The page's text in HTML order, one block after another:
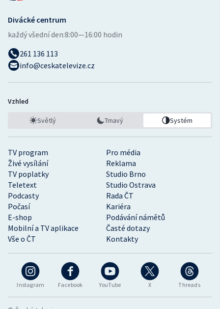
Lyže a snowboard
Moderní pětiboj
Motorsport
Olympijské hry
Parasport
Plavání
Plážový volejbal
Ragby
Rychlobruslení
Short track
Instagram Facebook YouTube X Threads
TV program
Pro média
Živé vysílání
Reklama
TV poplatky
Studio Brno
Teletext
Studio Ostrava
Podcasty
Rada ČT
Počasí
Kariéra
E-shop
Podávání námětů
Mobilní a TV aplikace
Časté dotazy
Vše o ČT
Kontakty
Divácké centrum
každý všední den:8:00—16:00 hodin
261 136 113
info@ceskatelevize.cz
Vzhled
Světlý Tmavý Systém